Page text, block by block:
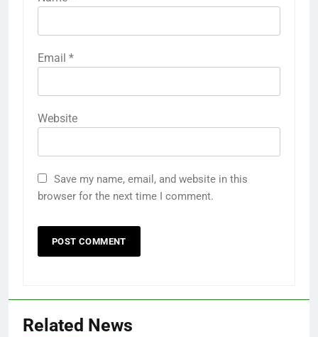
Email *
Website
Save my name, email, and website in this
browser for the next time I comment.
Related News